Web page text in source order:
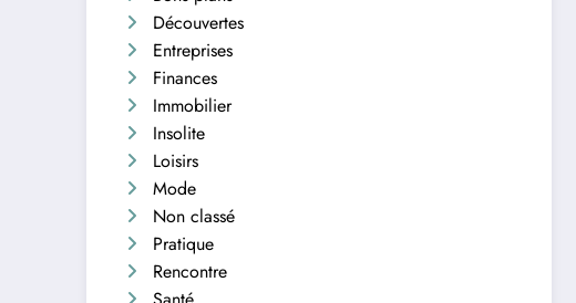
Découvertes
Entreprises
Finances
Immobilier
Insolite
Loisirs
Mode
Non classé
Pratique
Rencontre